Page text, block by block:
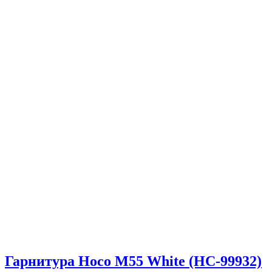
Гарнитура Hoco M55 White (HC-99932)